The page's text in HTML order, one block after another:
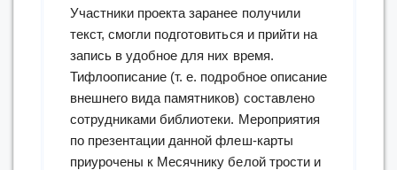
Участники проекта заранее получили
текст, смогли подготовиться и прийти на
запись в удобное для них время.
Тифлоописание (т. е. подробное описание
внешнего вида памятников) составлено
сотрудниками библиотеки. Мероприятия
по презентации данной флеш-карты
приурочены к Месячнику белой трости и